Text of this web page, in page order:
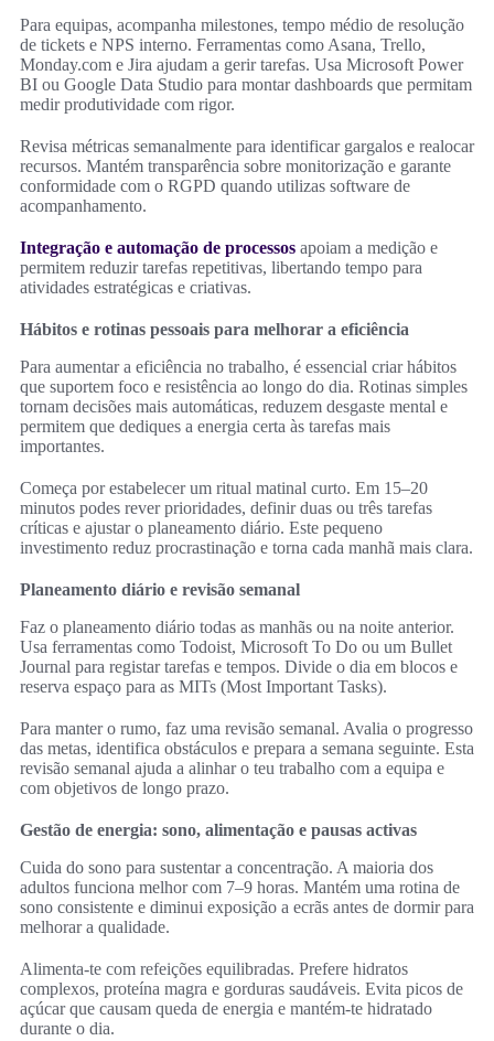
Para equipas, acompanha milestones, tempo médio de resolução
de tickets e NPS interno. Ferramentas como Asana, Trello,
Monday.com e Jira ajudam a gerir tarefas. Usa Microsoft Power
BI ou Google Data Studio para montar dashboards que permitam
medir produtividade com rigor.
Revisa métricas semanalmente para identificar gargalos e realocar
recursos. Mantém transparência sobre monitorização e garante
conformidade com o RGPD quando utilizas software de
acompanhamento.
Integração e automação de processos apoiam a medição e
permitem reduzir tarefas repetitivas, libertando tempo para
atividades estratégicas e criativas.
Hábitos e rotinas pessoais para melhorar a eficiência
Para aumentar a eficiência no trabalho, é essencial criar hábitos
que suportem foco e resistência ao longo do dia. Rotinas simples
tornam decisões mais automáticas, reduzem desgaste mental e
permitem que dediques a energia certa às tarefas mais
importantes.
Começa por estabelecer um ritual matinal curto. Em 15–20
minutos podes rever prioridades, definir duas ou três tarefas
críticas e ajustar o planeamento diário. Este pequeno
investimento reduz procrastinação e torna cada manhã mais clara.
Planeamento diário e revisão semanal
Faz o planeamento diário todas as manhãs ou na noite anterior.
Usa ferramentas como Todoist, Microsoft To Do ou um Bullet
Journal para registar tarefas e tempos. Divide o dia em blocos e
reserva espaço para as MITs (Most Important Tasks).
Para manter o rumo, faz uma revisão semanal. Avalia o progresso
das metas, identifica obstáculos e prepara a semana seguinte. Esta
revisão semanal ajuda a alinhar o teu trabalho com a equipa e
com objetivos de longo prazo.
Gestão de energia: sono, alimentação e pausas activas
Cuida do sono para sustentar a concentração. A maioria dos
adultos funciona melhor com 7–9 horas. Mantém uma rotina de
sono consistente e diminui exposição a ecrãs antes de dormir para
melhorar a qualidade.
Alimenta-te com refeições equilibradas. Prefere hidratos
complexos, proteína magra e gorduras saudáveis. Evita picos de
açúcar que causam queda de energia e mantém-te hidratado
durante o dia.